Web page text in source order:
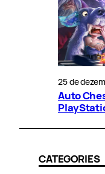
25 de
Auto
CATEGORIES